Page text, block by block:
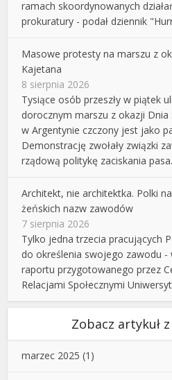
ramach skoordynowanych
prokuratury - podał dziennik
Masowe protesty na marszu z
Kajetana
8 sierpnia 2026
Tysiące osób przeszły w piątek
dorocznym marszu z okazji
w Argentynie czczony jest jako
Demonstrację zwołały związki
rządową politykę zaciskania pasa.
Architekt, nie architektka. Polki
żeńskich nazw zawodów
7 sierpnia 2026
Tylko jedna trzecia pracujących
do określenia swojego zawodu -
raportu przygotowanego przez
Relacjami Społecznymi
Zobacz artykuł
marzec 2025 (1)